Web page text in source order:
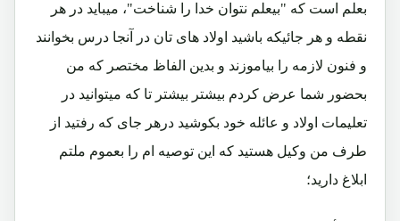
بعلم است که "بیعلم نتوان خدا را شناخت"، میباید در هر
نقطه و هر جائیکه باشید اولاد های تان در آنجا درس بخوانند
و فنون لازمه را بیاموزند و بدین الفاظ مختصر که من
بحضور شما عرض کردم بیشتر بیشتر تا که میتوانید در
تعلیمات اولاد و عائله خود بکوشید درهر جای که رفتید از
طرف من وکیل هستید که این توصیه ام را بعموم ملتم
ابلاغ دارید؛